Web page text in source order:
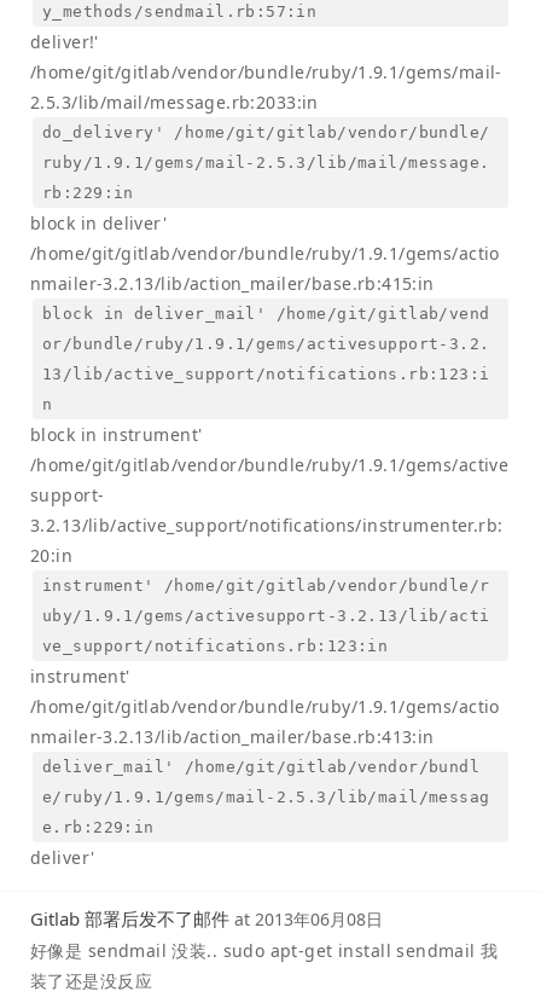
y_methods/sendmail.rb:57:in
deliver!'
/home/git/gitlab/vendor/bundle/ruby/1.9.1/gems/mail-
2.5.3/lib/mail/message.rb:2033:in
do_delivery' /home/git/gitlab/vendor/bundle/
ruby/1.9.1/gems/mail-2.5.3/lib/mail/message.
rb:229:in
block in deliver'
/home/git/gitlab/vendor/bundle/ruby/1.9.1/gems/actio
nmailer-3.2.13/lib/action_mailer/base.rb:415:in
block in deliver_mail' /home/git/gitlab/vend
or/bundle/ruby/1.9.1/gems/activesupport-3.2.
13/lib/active_support/notifications.rb:123:i
n
block in instrument'
/home/git/gitlab/vendor/bundle/ruby/1.9.1/gems/active
support-
3.2.13/lib/active_support/notifications/instrumenter.rb:
20:in
instrument' /home/git/gitlab/vendor/bundle/r
uby/1.9.1/gems/activesupport-3.2.13/lib/acti
ve_support/notifications.rb:123:in
instrument'
/home/git/gitlab/vendor/bundle/ruby/1.9.1/gems/actio
nmailer-3.2.13/lib/action_mailer/base.rb:413:in
deliver_mail' /home/git/gitlab/vendor/bundl
e/ruby/1.9.1/gems/mail-2.5.3/lib/mail/messag
e.rb:229:in
deliver'
Gitlab 部署后发不了邮件 at 2013年06月08日
好像是 sendmail 没装.. sudo apt-get install sendmail 我
装了还是没反应